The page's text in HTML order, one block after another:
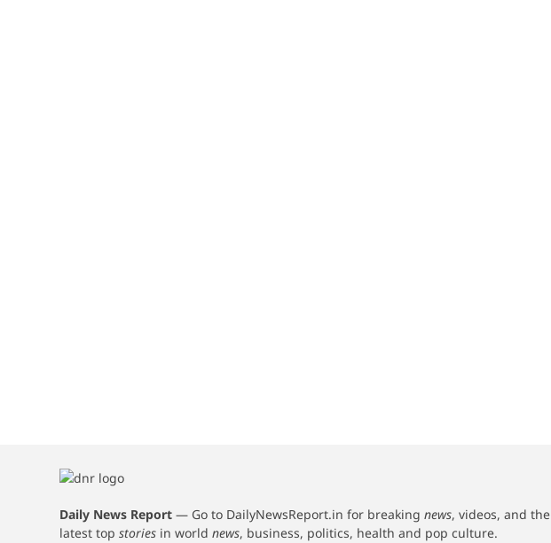
Daily News Report — Go to DailyNewsReport.in for breaking news, videos, and the
latest top stories in world news, business, politics, health and pop culture.